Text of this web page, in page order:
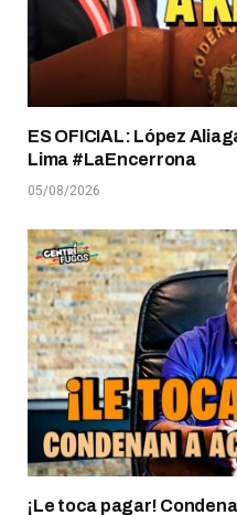
ES OFICIAL: López
Lima #LaEncerrona
05/08/2026
¡Le toca pagar!